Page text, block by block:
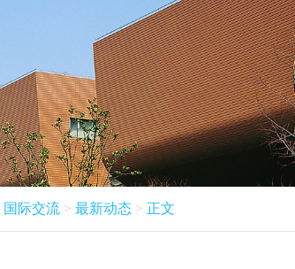
国际交流 > 最新动态 > 正文